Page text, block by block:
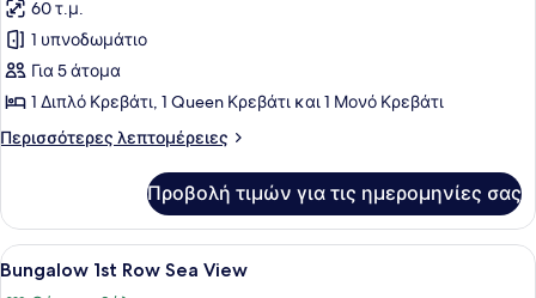
φωτογραφιών
για
Bungalow
Maisonette
Sea
60 τ.μ.
1 υπνοδωμάτιο
Για 5 άτομα
1 Διπλό Κρεβάτι, 1 Queen Κρεβάτι και 1 Μονό Κρεβάτι
Περισσότερες λεπτομέρειες
Περισσότερες
Maisonette
Side
Sea
View
Προβολή τιμών για τις ημερομηνίες σας
Προβολή
όλων
Ένα δωμάτιο ξενοδοχείου με ένα
6
Bungalow 1st Row Sea View